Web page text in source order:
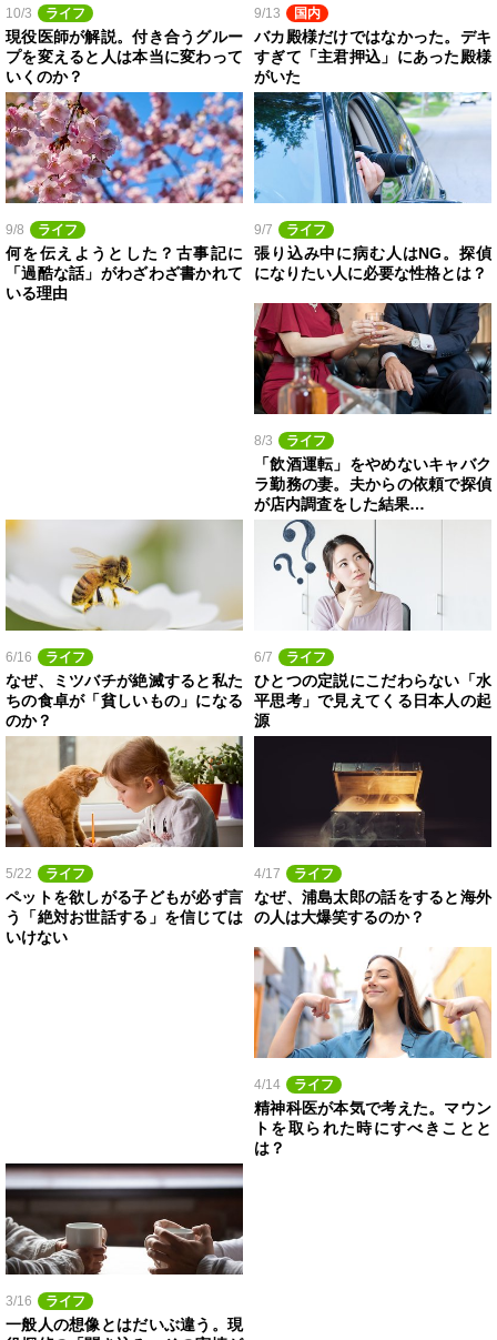
10/3 ライフ
現役医師が解説。付き合うグルー
プを変えると人は本当に変わって
いくのか？
9/13 国内
バカ殿様だけではなかった。デキ
すぎて「主君押込」にあった殿様
がいた
9/8 ライフ
何を伝えようとした？古事記に
「過酷な話」がわざわざ書かれて
いる理由
9/7 ライフ
張り込み中に病む人はNG。探偵
になりたい人に必要な性格とは？
8/3 ライフ
「飲酒運転」をやめないキャバク
ラ勤務の妻。夫からの依頼で探偵
が店内調査をした結果…
6/16 ライフ
なぜ、ミツバチが絶滅すると私た
ちの食卓が「貧しいもの」になる
のか？
6/7 ライフ
ひとつの定説にこだわらない「水
平思考」で見えてくる日本人の起
源
5/22 ライフ
ペットを欲しがる子どもが必ず言
う「絶対お世話する」を信じては
いけない
4/17 ライフ
なぜ、浦島太郎の話をすると海外
の人は大爆笑するのか？
4/14 ライフ
精神科医が本気で考えた。マウン
トを取られた時にすべきことと
は？
3/16 ライフ
一般人の想像とはだいぶ違う。現